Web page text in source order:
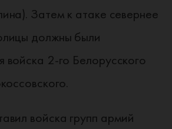
Затем к атаке севернее
должны были
войска 2-го Белорусского
войска групп армий